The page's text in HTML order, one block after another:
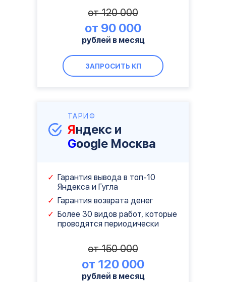
от 120 000
от 90 000
рублей в месяц
ЗАПРОСИТЬ КП
ТАРИФ
Яндекс и
Google Москва
Гарантия вывода в топ-10
Яндекса и Гугла
Гарантия возврата денег
Более 30 видов работ, которые
проводятся периодически
от 150 000
от 120 000
рублей в месяц